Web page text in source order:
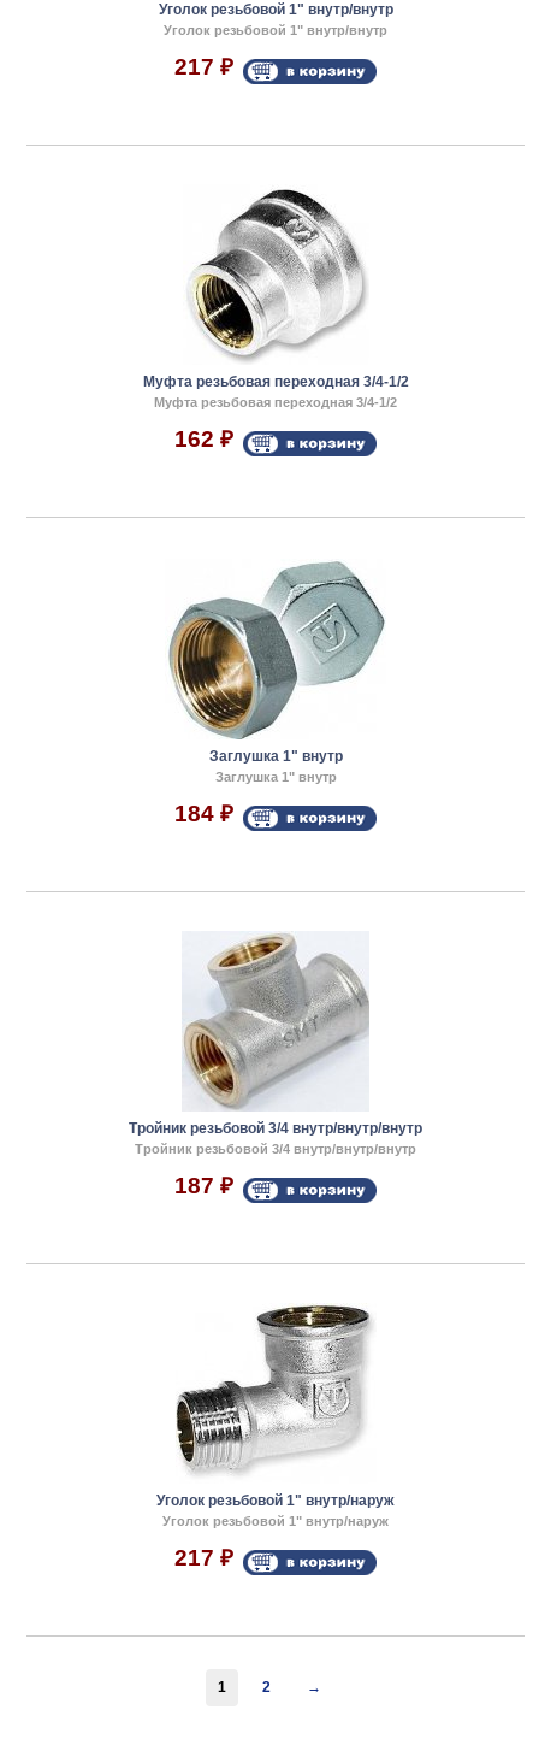
Уголок резьбовой 1" внутр/внутр
Уголок резьбовой 1" внутр/внутр
217 ₽
Муфта резьбовая переходная 3/4-1/2
Муфта резьбовая переходная 3/4-1/2
162 ₽
Заглушка 1" внутр
Заглушка 1" внутр
184 ₽
Тройник резьбовой 3/4 внутр/внутр/внутр
Тройник резьбовой 3/4 внутр/внутр/внутр
187 ₽
Уголок резьбовой 1" внутр/наруж
Уголок резьбовой 1" внутр/наруж
217 ₽
1 2 →